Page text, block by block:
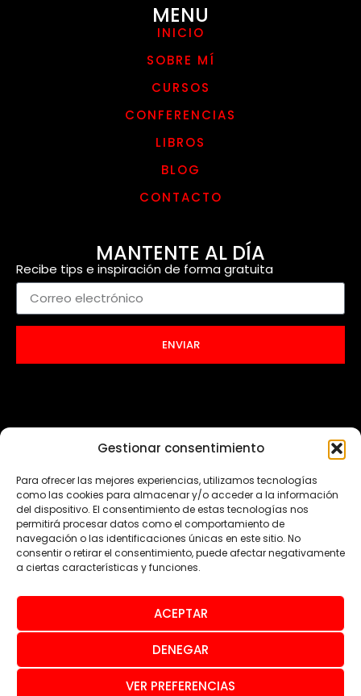
Gestionar consentimiento
Para ofrecer las mejores experiencias, utilizamos tecnologías
como las cookies para almacenar y/o acceder a la información
del dispositivo. El consentimiento de estas tecnologías nos
permitirá procesar datos como el comportamiento de
navegación o las identificaciones únicas en este sitio. No
consentir o retirar el consentimiento, puede afectar negativamente
a ciertas características y funciones.
ACEPTAR
DENEGAR
VER PREFERENCIAS
MENU
INICIO
SOBRE MÍ
CURSOS
CONFERENCIAS
LIBROS
BLOG
CONTACTO
MANTENTE AL DÍA
Recibe tips e inspiración de forma gratuita
ENVIAR
© Todos los derechos reservados 2024
Aviso legal Política de privacidad Política de cookies